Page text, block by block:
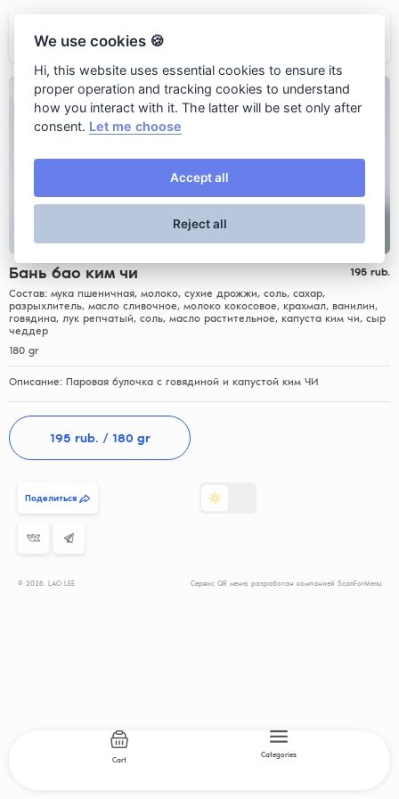
LAO LEE
Бань бао ким чи 195 rub.
Состав: мука пшеничная, молоко, сухие дрожжи, соль, сахар,
разрыхлитель, масло сливочное, молоко кокосовое, крахмал, ванилин,
говядина, лук репчатый, соль, масло растительное, капуста ким чи, сыр
чеддер
180 gr
Описание: Паровая булочка с говядиной и капустой ким ЧИ
195 rub. / 180 gr
Поделиться
© 2026. LAO LEE Сервис QR меню разработан компанией ScanForMenu
Cart
Categories
We use cookies 🍪
Hi, this website uses essential cookies to ensure its
proper operation and tracking cookies to understand
how you interact with it. The latter will be set only after
consent. Let me choose
Accept all
Reject all